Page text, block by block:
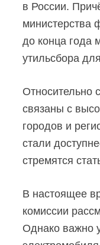
в России.
министерства
до конца года
утильсбора
Относительно
связаны с
городов и
стали
стремятся
В настоящее
комиссии
Однако важно